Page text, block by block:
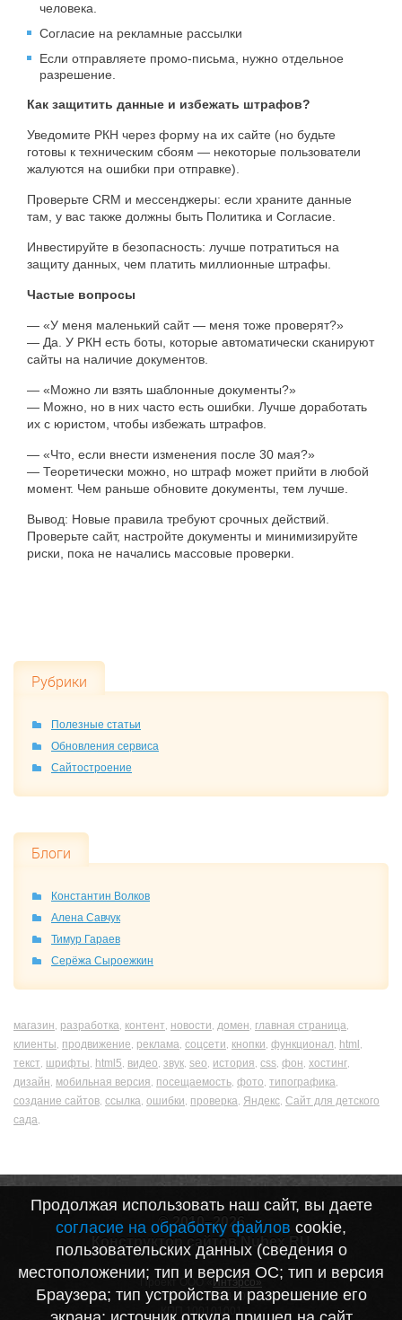
человека.
Согласие на рекламные рассылки
Если отправляете промо-письма, нужно отдельное
разрешение.
Как защитить данные и избежать штрафов?
Уведомите РКН через форму на их сайте (но будьте
готовы к техническим сбоям — некоторые пользователи
жалуются на ошибки при отправке).
Проверьте CRM и мессенджеры: если храните данные
там, у вас также должны быть Политика и Согласие.
Инвестируйте в безопасность: лучше потратиться на
защиту данных, чем платить миллионные штрафы.
Частые вопросы
— «У меня маленький сайт — меня тоже проверят?»
— Да. У РКН есть боты, которые автоматически сканируют
сайты на наличие документов.
— «Можно ли взять шаблонные документы?»
— Можно, но в них часто есть ошибки. Лучше доработать
их с юристом, чтобы избежать штрафов.
— «Что, если внести изменения после 30 мая?»
— Теоретически можно, но штраф может прийти в любой
момент. Чем раньше обновите документы, тем лучше.
Вывод: Новые правила требуют срочных действий.
Проверьте сайт, настройте документы и минимизируйте
риски, пока не начались массовые проверки.
Рубрики
Полезные статьи
Обновления сервиса
Сайтостроение
Блоги
Константин Волков
Алена Савчук
Тимур Гараев
Серёжа Сыроежкин
магазин разработка контент новости домен главная страница
клиенты продвижение реклама соцсети кнопки функционал html
текст шрифты html5 видео звук seo история css фон хостинг
дизайн мобильная версия посещаемость фото типографика
создание сайтов ссылка ошибки проверка Яндекс Сайт для детского
сада
© 2010–2026
Конструктор сайтов Nubex.RU
Проект ООО «
Интэрсо»
ИНН 1001172170
КПП 100101001
Продолжая использовать наш сайт, вы даете
согласие на обработку файлов cookie,
пользовательских данных (сведения о
местоположении; тип и версия ОС; тип и версия
Браузера; тип устройства и разрешение его